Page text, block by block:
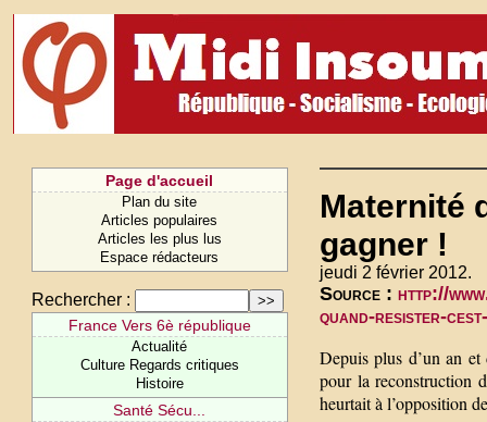
Page d'accueil
Plan du site
Articles populaires
Articles les plus lus
Espace rédacteurs
Rechercher :
France Vers 6è république
Actualité
Culture Regards critiques
Histoire
Santé Sécu...
Maternité
gagner !
jeudi 2 février 2012.
Source : http://
quand-resister-
Depuis plus d’un an et
pour la reconstruction
heurtait à l’opposition